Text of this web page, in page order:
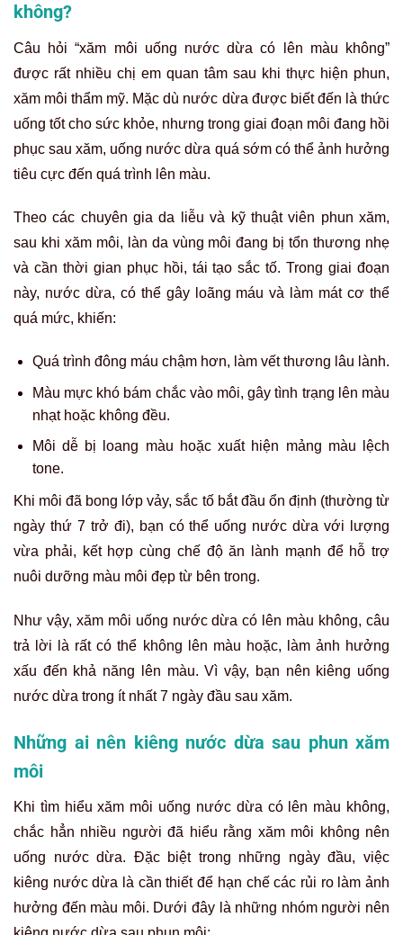
không?
Câu hỏi “xăm môi uống nước dừa có lên màu không”
được rất nhiều chị em quan tâm sau khi thực hiện phun,
xăm môi thẩm mỹ. Mặc dù nước dừa được biết đến là thức
uống tốt cho sức khỏe, nhưng trong giai đoạn môi đang hồi
phục sau xăm, uống nước dừa quá sớm có thể ảnh hưởng
tiêu cực đến quá trình lên màu.
Theo các chuyên gia da liễu và kỹ thuật viên phun xăm,
sau khi xăm môi, làn da vùng môi đang bị tổn thương nhẹ
và cần thời gian phục hồi, tái tạo sắc tố. Trong giai đoạn
này, nước dừa, có thể gây loãng máu và làm mát cơ thể
quá mức, khiến:
Quá trình đông máu chậm hơn, làm vết thương lâu lành.
Màu mực khó bám chắc vào môi, gây tình trạng lên màu
nhạt hoặc không đều.
Môi dễ bị loang màu hoặc xuất hiện mảng màu lệch
tone.
Khi môi đã bong lớp vảy, sắc tố bắt đầu ổn định (thường từ
ngày thứ 7 trở đi), bạn có thể uống nước dừa với lượng
vừa phải, kết hợp cùng chế độ ăn lành mạnh để hỗ trợ
nuôi dưỡng màu môi đẹp từ bên trong.
Như vậy, xăm môi uống nước dừa có lên màu không, câu
trả lời là rất có thể không lên màu hoặc, làm ảnh hưởng
xấu đến khả năng lên màu. Vì vậy, bạn nên kiêng uống
nước dừa trong ít nhất 7 ngày đầu sau xăm.
Những ai nên kiêng nước dừa sau phun xăm
môi
Khi tìm hiểu xăm môi uống nước dừa có lên màu không,
chắc hẳn nhiều người đã hiểu rằng xăm môi không nên
uống nước dừa. Đặc biệt trong những ngày đầu, việc
kiêng nước dừa là cần thiết để hạn chế các rủi ro làm ảnh
hưởng đến màu môi. Dưới đây là những nhóm người nên